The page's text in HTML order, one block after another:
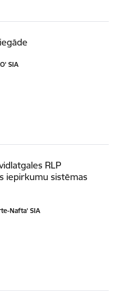
SIA
RLP
iepirkumu sistēmas
Nafta' SIA